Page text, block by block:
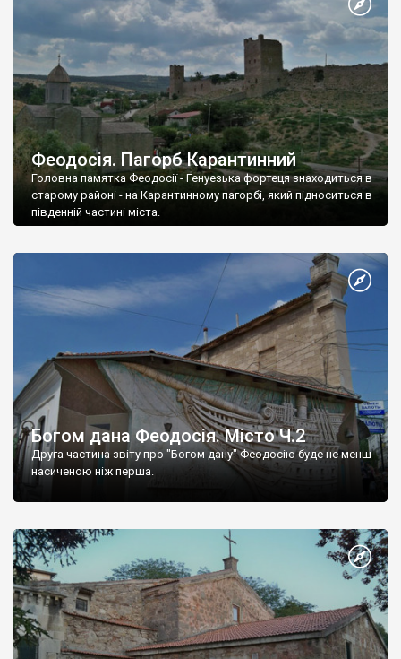
Феодосія. Пагорб Карантинний
Головна памятка Феодосії - Генуезька фортеця знаходиться в
старому районі - на Карантинному пагорбі, який підноситься в
південній частині міста.
Богом дана Феодосія. Місто Ч.2
Друга частина звіту про "Богом дану" Феодосію буде не менш
насиченою ніж перша.